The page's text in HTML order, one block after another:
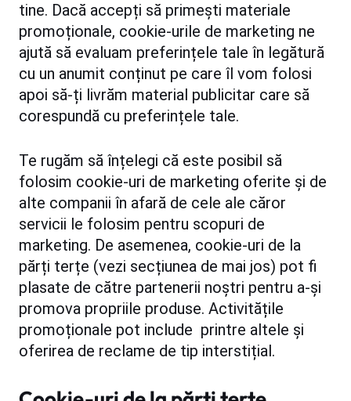
tine. Dacă accepți să primești materiale
promoționale, cookie-urile de marketing ne
ajută să evaluam preferințele tale în legătură
cu un anumit conținut pe care îl vom folosi
apoi să-ți livrăm material publicitar care să
corespundă cu preferințele tale.
Te rugăm să înțelegi că este posibil să
folosim cookie-uri de marketing oferite și de
alte companii în afară de cele ale căror
servicii le folosim pentru scopuri de
marketing. De asemenea, cookie-uri de la
părți terțe (vezi secțiunea de mai jos) pot fi
plasate de către partenerii noștri pentru a-și
promova propriile produse. Activitățile
promoționale pot include printre altele și
oferirea de reclame de tip interstițial.